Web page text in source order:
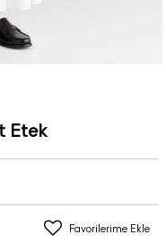
Etek
Favorilerime Ekle